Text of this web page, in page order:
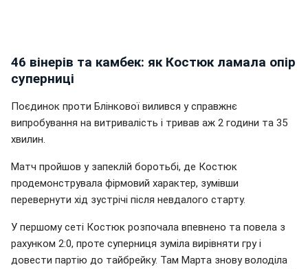
46 вінерів та камбек: як Костюк ламала опір
суперниці
Поєдинок проти Блінкової вилився у справжнє
випробування на витривалість і тривав аж 2 години та 35
хвилин.
Матч пройшов у запеклій боротьбі, де Костюк
продемонструвала фірмовий характер, зумівши
перевернути хід зустрічі після невдалого старту.
У першому сеті Костюк розпочала впевнено та повела з
рахунком 2:0, проте суперниця зуміла вирівняти гру і
довести партію до тайбрейку. Там Марта знову володіла